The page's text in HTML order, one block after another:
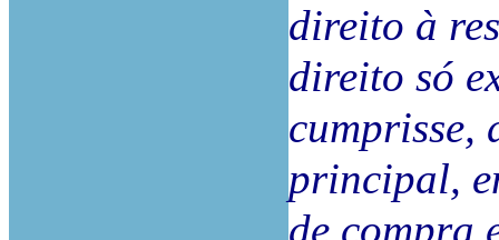
direito à
direito só
cumprisse,
principal,
de compra